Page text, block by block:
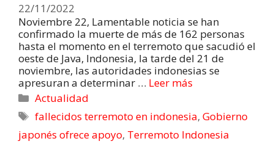
22/11/2022
Noviembre 22, Lamentable noticia se han
confirmado la muerte de más de 162 personas
hasta el momento en el terremoto que sacudió el
oeste de Java, Indonesia, la tarde del 21 de
noviembre, las autoridades indonesias se
apresuran a determinar … Leer más
Actualidad
fallecidos terremoto en indonesia,Gobierno
japonés ofrece apoyo, Terremoto Indonesia